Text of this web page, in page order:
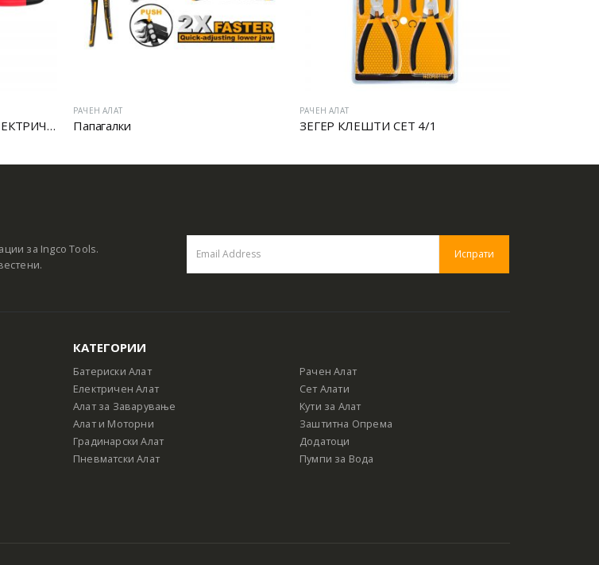
ЗЕГЕР КЛЕШТИ СЕТ 4/1 МОТОРЦАНГЛИ ПРОФИ
за Ingco Tools.
КАТЕГОРИИ
Батериски Алат
Електричен Алат
Алат за Заварување
Алат и Моторни
Градинарски Алат
Пневматски Алат
Рачен Алат
Сет Алати
Кути за Алат
Заштитна Опрема
Додатоци
Пумпи за Вода